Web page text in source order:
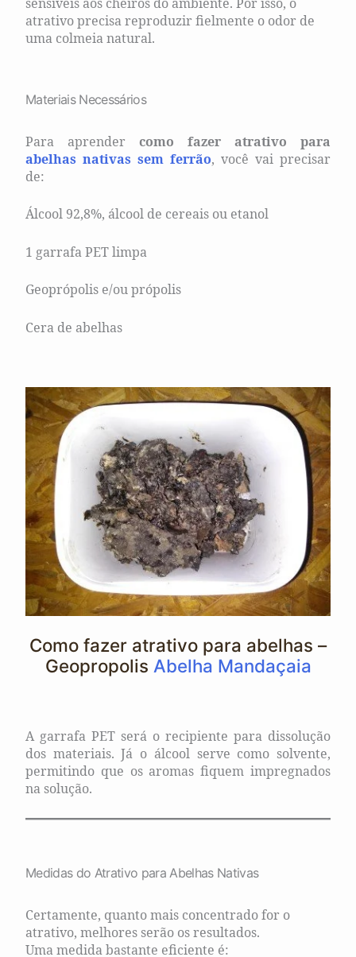
atrativo precisa reproduzir fielmente o odor de
uma colmeia natural.
Materiais Necessários
Para aprender como fazer atrativo para
abelhas nativas sem ferrão, você vai precisar
de:
Álcool 92,8%, álcool de cereais ou etanol
1 garrafa PET limpa
Geoprópolis e/ou própolis
Cera de abelhas
Como fazer atrativo para abelhas –
Geopropolis Abelha Mandaçaia
A garrafa PET será o recipiente para dissolução
dos materiais. Já o álcool serve como solvente,
permitindo que os aromas fiquem impregnados
na solução.
Medidas do Atrativo para Abelhas Nativas
Certamente, quanto mais concentrado for o
atrativo, melhores serão os resultados.
Uma medida bastante eficiente é: